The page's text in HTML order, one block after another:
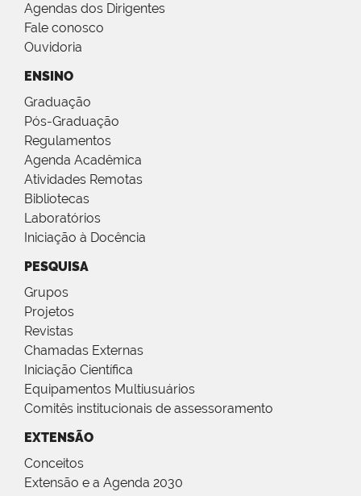
Agendas dos Dirigentes
Fale conosco
Ouvidoria
ENSINO
Graduação
Pós-Graduação
Regulamentos
Agenda Acadêmica
Atividades Remotas
Bibliotecas
Laboratórios
Iniciação à Docência
PESQUISA
Grupos
Projetos
Revistas
Chamadas Externas
Iniciação Científica
Equipamentos Multiusuários
Comitês institucionais de assessoramento
EXTENSÃO
Conceitos
Extensão e a Agenda 2030